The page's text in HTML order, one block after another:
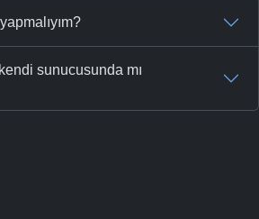
sunucusunda mı